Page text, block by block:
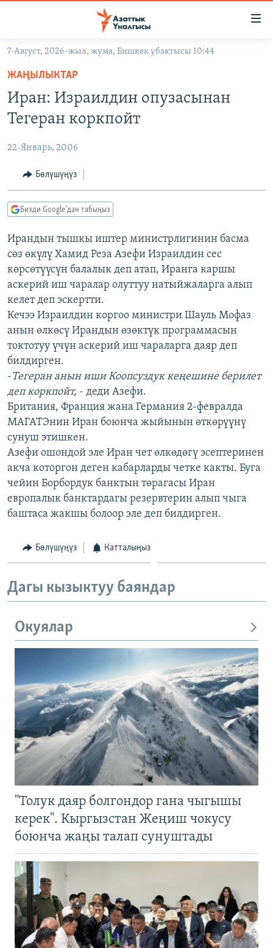
Навигацияга
өтүңүз
Издөөгө
салыңызКЫРГЫЗСТАН
ЭКОНОМИКА
МАДАНИЯТ
ДҮЙНӨ
БОРБОР АЗИЯ
УКРАИНА
АТАЙЫН ИЛИКТӨӨ
ТВ ПРОГРАММАЛАР
ЭКСПЕРТТЕР ТАЛДАЙТ
БИЗ ЖАНА ДҮЙНӨ
ДАНИСТЕ
ЭЖЕ-СИҢДИЛЕР
АЗАТТЫК+
ЫҢГАЙСЫЗ СУРООЛОР
ӨЗГӨЧӨ ПИКИР
Русский
ОНЛАЙН ШЕРИНЕ
ЭЕ/АРнун бардык сайттары
7-Август, 2026-жыл, жума, Бишкек убактысы 10:44
ЖАҢЫЛЫКТАР
Иран: Израилдин опузасынан
Тегеран коркпойт
22-Январь, 2006
Бөлүшүңүз
Бизди Google'дан табыңыз
Ирандын тышкы иштер министрлигинин басма
сөз өкүлү Хамид Реза Азефи Израилдин сес
көрсөтүүсүн балалык деп атап, Иранга каршы
аскерий иш чаралар олуттуу натыйжаларга алып
келет деп эскертти.
Кечээ Израилдин коргоо министри Шауль Мофаз
анын өлкөсү Ирандын өзөктүк программасын
токтотуу үчүн аскерий иш чараларга даяр деп
билдирген.
-Тегеран анын иши Коопсуздук кеңешине берилет
деп коркпойт, - деди Азефи.
Британия, Франция жана Германия 2-февралда
МАГАТЭнин Иран боюнча жыйынын өткөрүүнү
сунуш этишкен.
Азефи ошондой эле Иран чет өлкөдөгү эсептеринен
акча которгон деген кабарларды четке какты. Буга
чейин Борбордук банктын төрагасы Иран
европалык банктардагы резервтерин алып чыга
баштаса жакшы болоор эле деп билдирген.
Бөлүшүңүз Катталыңыз
Дагы кызыктуу баяндар
Окуялар
"Толук даяр болгондор гана чыгышы
керек". Кыргызстан Жеңиш чокусу
боюнча жаңы талап сунуштады